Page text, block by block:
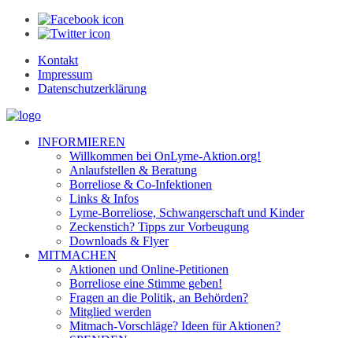
Kontakt
Impressum
Datenschutzerklärung
INFORMIEREN
Willkommen bei OnLyme-Aktion.org!
Anlaufstellen & Beratung
Borreliose & Co-Infektionen
Links & Infos
Lyme-Borreliose, Schwangerschaft und Kinder
Zeckenstich? Tipps zur Vorbeugung
Downloads & Flyer
MITMACHEN
Aktionen und Online-Petitionen
Borreliose eine Stimme geben!
Fragen an die Politik, an Behörden?
Mitglied werden
Mitmach-Vorschläge? Ideen für Aktionen?